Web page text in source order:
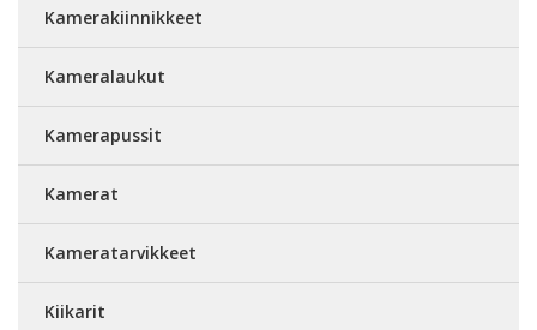
Kamerakiinnikkeet
Kameralaukut
Kamerapussit
Kamerat
Kameratarvikkeet
Kiikarit